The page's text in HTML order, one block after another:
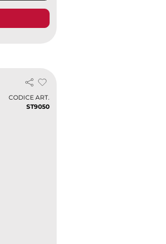
CODICE ART.
ST9050